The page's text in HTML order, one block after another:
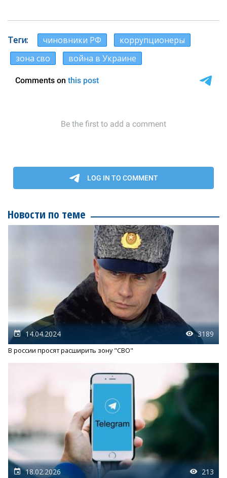
Теги чиновники РФ
коррупционеры
зона сво
война в Украине
Новости по теме
14.04.2024 3189
В россии просят расширить зону "СВО"
18.02.2026 213